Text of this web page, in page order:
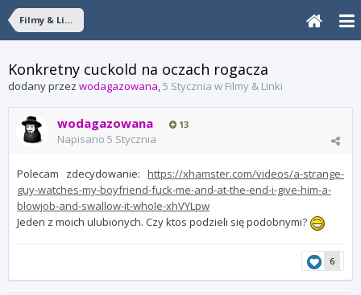
Filmy & Linki
Konkretny cuckold na oczach rogacza
dodany przez wodagazowana,5 Stycznia w Filmy & Linki
wodagazowana 13
Napisano 5 Stycznia
Polecam zdecydowanie: https://xhamster.com/videos/a-strange-
guy-watches-my-boyfriend-fuck-me-and-at-the-end-i-give-him-a-
blowjob-and-swallow-it-whole-xhVYLpw
Jeden z moich ulubionych. Czy ktos podzieli się podobnymi?
6